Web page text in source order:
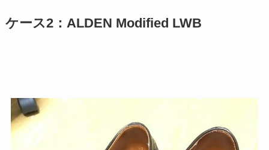
ケース2：ALDEN Modified LWB